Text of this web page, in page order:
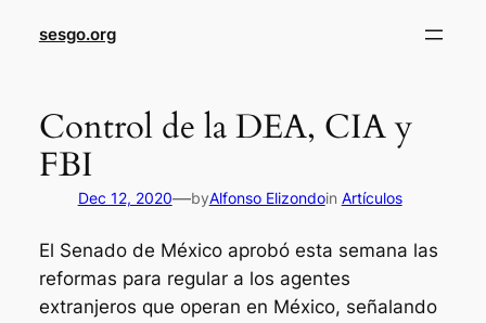
sesgo.org
Control de la DEA, CIA y
FBI
Dec 12, 2020—byAlfonso Elizondoin Artículos
El Senado de México aprobó esta semana las
reformas para regular a los agentes
extranjeros que operan en México, señalando